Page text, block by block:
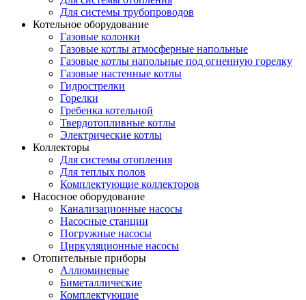
Для системы трубопроводов
Котельное оборудование
Газовые колонки
Газовые котлы атмосферные напольные
Газовые котлы напольные под огненную горелку
Газовые настенные котлы
Гидрострелки
Горелки
Гребенка котельной
Твердотопливные котлы
Электрические котлы
Коллекторы
Для системы отопления
Для теплых полов
Комплектующие коллекторов
Насосное оборудование
Канализационные насосы
Насосные станции
Погружные насосы
Циркуляционные насосы
Отопительные приборы
Аллюминевые
Биметаллические
Комплектующие